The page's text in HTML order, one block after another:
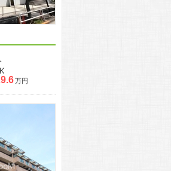
更新 08/05
『関内駅』徒歩
間取り：1DK〜2LDK
賃料：12.1
万円